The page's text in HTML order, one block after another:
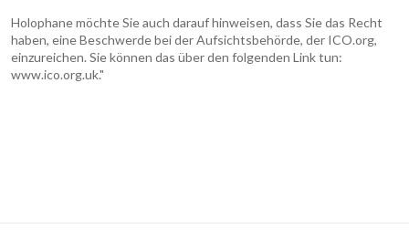
Holophane möchte Sie auch darauf hinweisen, dass Sie das Recht
haben, eine Beschwerde bei der Aufsichtsbehörde, der ICO.org,
einzureichen. Sie können das über den folgenden Link tun:
www.ico.org.uk."